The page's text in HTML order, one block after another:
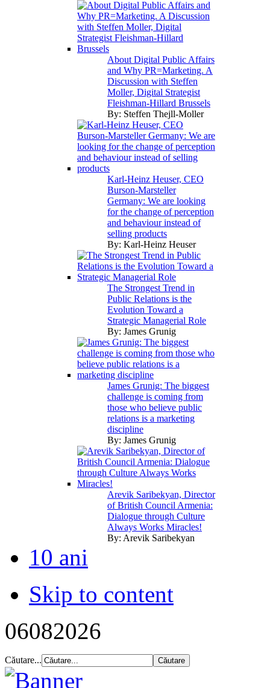
About Digital Public Affairs
and Why PR=Marketing. A
Discussion with Steffen
Moller, Digital Strategist
Fleishman-Hillard Brussels
By: Steffen Thejll-Moller
Karl-Heinz Heuser, CEO
Burson-Marsteller
Germany: We are looking
for the change of perception
and behaviour instead of
selling products
By: Karl-Heinz Heuser
The Strongest Trend in
Public Relations is the
Evolution Toward a
Strategic Managerial Role
By: James Grunig
James Grunig: The biggest
challenge is coming from
those who believe public
relations is a marketing
discipline
By: James Grunig
Arevik Saribekyan, Director
of British Council Armenia:
Dialogue through Culture
Always Works Miracles!
By: Arevik Saribekyan
10 ani
Skip to content
06082026
Căutare...